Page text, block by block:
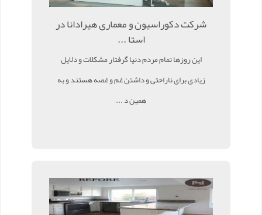
شرکت دکوراسیون و معماری هیرادانا در
استا ...
این روزها تمام مردم دنیا گرفتار مشکلات و دلایل
زیادی برای ناراحتی و داشتن غم و غصه هستند و به
همین د ...